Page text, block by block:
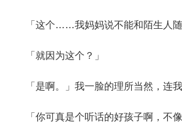
「这个……我妈妈说不能和陌生人随
「就因为这个？」
「是啊。」我一脸的理所当然，连我
「你可真是个听话的好孩子啊，不像